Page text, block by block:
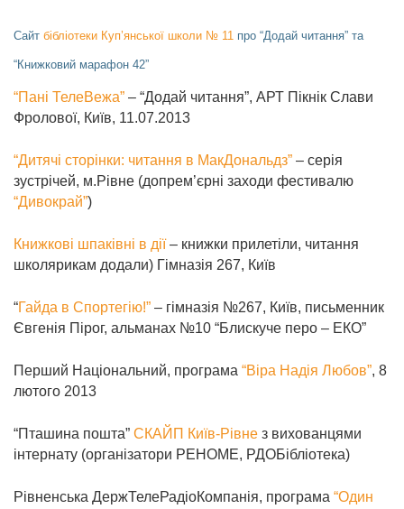
Сайт бібліотеки Куп’янської школи № 11 про “Додай читання” та
“Книжковий марафон 42”
“Пані ТелеВежа” – “Додай читання”, АРТ Пікнік Слави
Фролової, Київ, 11.07.2013
“Дитячі сторінки: читання в МакДональдз” – серія
зустрічей, м.Рівне (допрем’єрні заходи фестивалю
“Дивокрай”)
Книжкові шпаківні в дії– книжки прилетіли, читання
школярикам додали) Гімназія 267, Київ
“Гайда в Спортегію!” – гімназія №267, Київ, письменник
Євгенія Пірог, альманах №10 “Блискуче перо – ЕКО”
Перший Національний, програма “Віра Надія Любов”, 8
лютого 2013
“Пташина пошта” СКАЙП Київ-Рівне з вихованцями
інтернату (організатори РЕНОМЕ, РДОБібліотека)
Рівненська ДержТелеРадіоКомпанія, програма “Один